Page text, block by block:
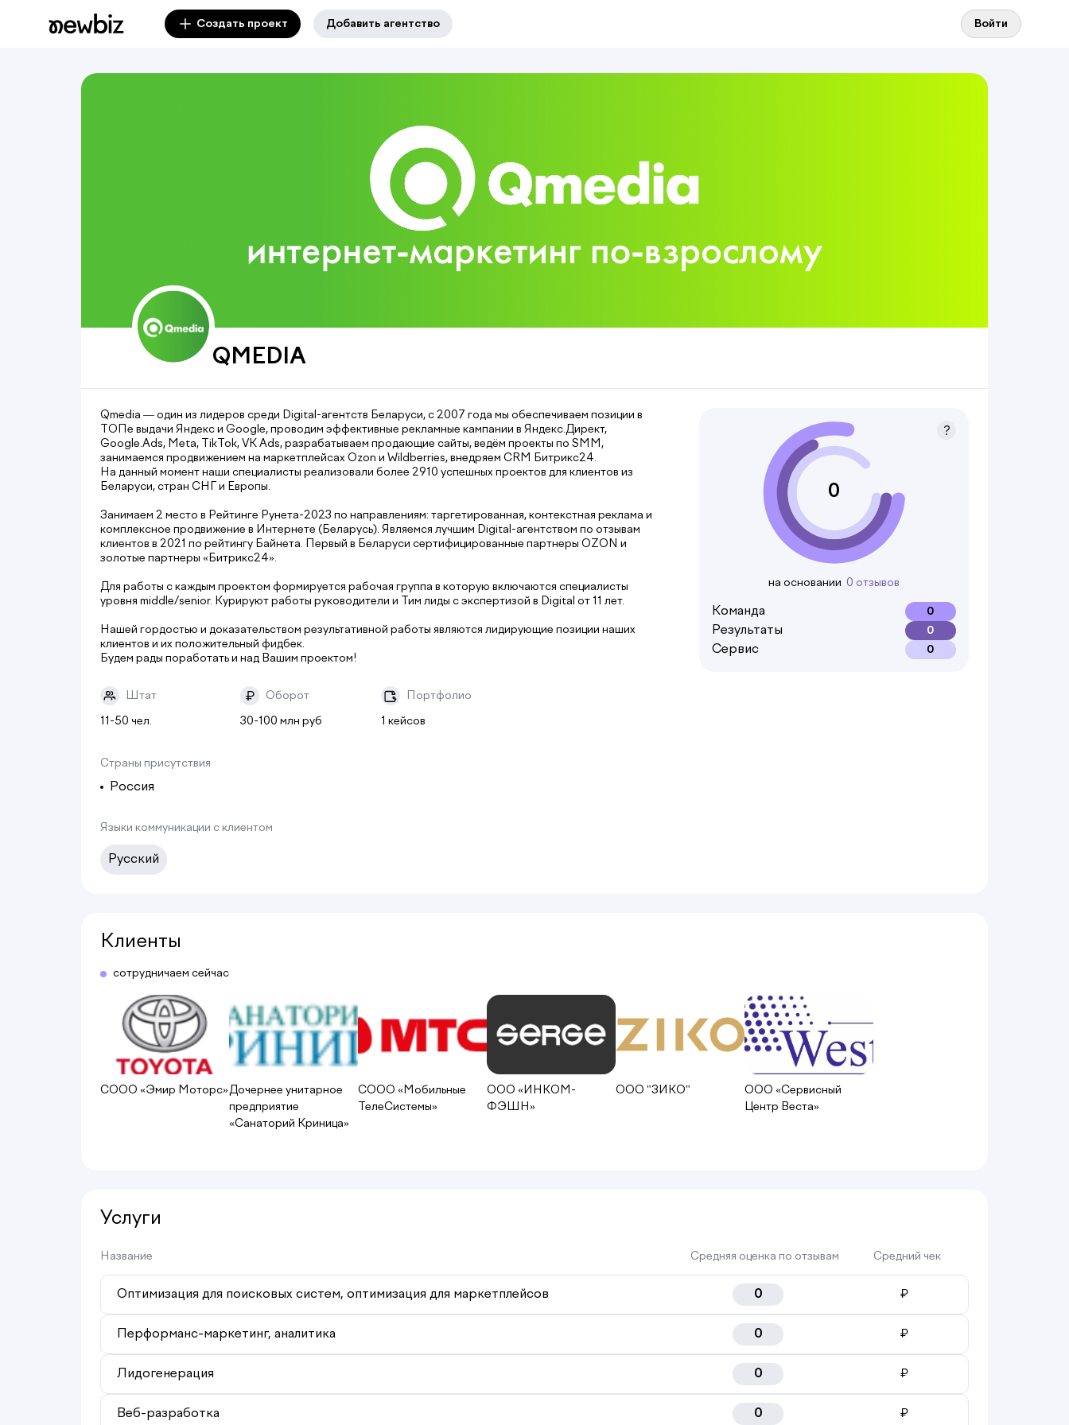
Создать проект Добавить агентство Войти
QMEDIA
Qmedia — один из лидеров среди Digital-агентств Беларуси, с 2007 года мы обеспечиваем позиции в
ТОПе выдачи Яндекс и Google, проводим эффективные рекламные кампании в Яндекс.Директ,
Google.Ads, Meta, TikTok, VK Ads, разрабатываем продающие сайты, ведём проекты по SMM,
занимаемся продвижением на маркетплейсах Ozon и Wildberries, внедряем CRM Битрикс24.
На данный момент наши специалисты реализовали более 2910 успешных проектов для клиентов из
Беларуси, стран СНГ и Европы.
Занимаем 2 место в Рейтинге Рунета-2023 по направлениям: таргетированная, контекстная реклама и
комплексное продвижение в Интернете (Беларусь). Являемся лучшим Digital-агентством по отзывам
клиентов в 2021 по рейтингу Байнета. Первый в Беларуси сертифицированные партнеры OZON и
золотые партнеры «Битрикс24».
Для работы с каждым проектом формируется рабочая группа в которую включаются специалисты
уровня middle/senior. Курируют работы руководители и Тим лиды с экспертизой в Digital от 11 лет.
Нашей гордостью и доказательством результативной работы являются лидирующие позиции наших
клиентов и их положительный фидбек.
Будем рады поработать и над Вашим проектом!
Штат
11-50 чел.
₽ Оборот
30-100 млн руб
Портфолио
1 кейсов
Языки коммуникации с клиентом
Русский
Страны присутствия
Россия
0
на основании 0 отзывов
Команда 0
Результаты 0
Сервис 0
Клиенты
сотрудничаем сейчас
СООО «Эмир Моторс»Дочернее унитарное
предприятие
«Санаторий Криница»
СООО «Мобильные
ТелеСистемы»
ООО «ИНКОМ-
ФЭШН»
ООО "ЗИКО"
ООО «Сервисный
Центр Веста»
Услуги
Название Средняя оценка по отзывам Средний чек
Оптимизация для поисковых систем, оптимизация для маркетплейсов 0 ₽
Перформанс-маркетинг, аналитика 0 ₽
Лидогенерация 0 ₽
Веб-разработка 0 ₽